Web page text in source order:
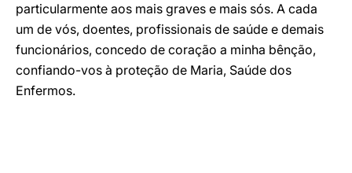
particularmente aos mais graves e mais sós. A cada
um de vós, doentes, profissionais de saúde e demais
funcionários, concedo de coração a minha bênção,
confiando-vos à proteção de Maria, Saúde dos
Enfermos.